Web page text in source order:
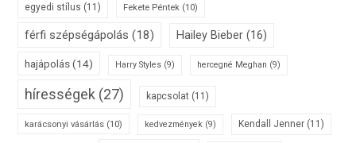
egyedi stílus (11) Fekete Péntek (10)
férfi szépségápolás (18) Hailey Bieber (16)
hajápolás(14) Harry Styles (9) hercegné Meghan (9)
hírességek (27) kapcsolat (11)
karácsonyi vásárlás (10) kedvezmények (9) Kendall Jenner (11)